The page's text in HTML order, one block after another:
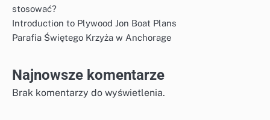
stosować?
Introduction to Plywood Jon Boat Plans
Parafia Świętego Krzyża w Anchorage
Najnowsze komentarze
Brak komentarzy do wyświetlenia.